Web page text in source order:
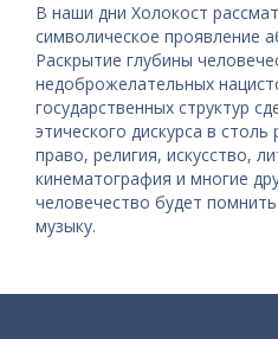
В наши дни Холокост
символическое проявление
Раскрытие глубины
недоброжелательных
государственных структур
этического дискурса в
право, религия, искусство,
кинематография и многие
человечество будет
музыку.